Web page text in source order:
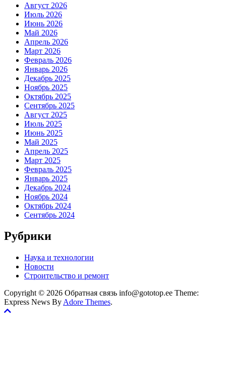
Август 2026
Июль 2026
Июнь 2026
Май 2026
Апрель 2026
Март 2026
Февраль 2026
Январь 2026
Декабрь 2025
Ноябрь 2025
Октябрь 2025
Сентябрь 2025
Август 2025
Июль 2025
Июнь 2025
Май 2025
Апрель 2025
Март 2025
Февраль 2025
Январь 2025
Декабрь 2024
Ноябрь 2024
Октябрь 2024
Сентябрь 2024
Рубрики
Наука и технологии
Новости
Строительство и ремонт
Copyright © 2026 Обратная связь info@gototop.ee Theme:
Express News By Adore Themes.